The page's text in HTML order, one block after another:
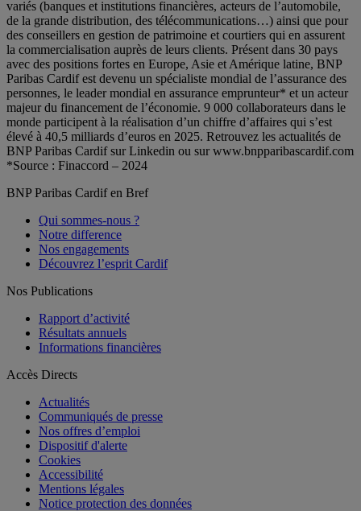
variés (banques et institutions financières, acteurs de l’automobile,
de la grande distribution, des télécommunications…) ainsi que pour
des conseillers en gestion de patrimoine et courtiers qui en assurent
la commercialisation auprès de leurs clients. Présent dans 30 pays
avec des positions fortes en Europe, Asie et Amérique latine, BNP
Paribas Cardif est devenu un spécialiste mondial de l’assurance des
personnes, le leader mondial en assurance emprunteur* et un acteur
majeur du financement de l’économie. 9 000 collaborateurs dans le
monde participent à la réalisation d’un chiffre d’affaires qui s’est
élevé à 40,5 milliards d’euros en 2025. Retrouvez les actualités de
BNP Paribas Cardif sur Linkedin ou sur www.bnpparibascardif.com
*Source : Finaccord – 2024
BNP Paribas Cardif en Bref
Qui sommes-nous ?
Notre difference
Nos engagements
Découvrez l’esprit Cardif
Nos Publications
Rapport d’activité
Résultats annuels
Informations financières
Accès Directs
Actualités
Communiqués de presse
Nos offres d’emploi
Dispositif d'alerte
Cookies
Accessibilité
Mentions légales
Notice protection des données